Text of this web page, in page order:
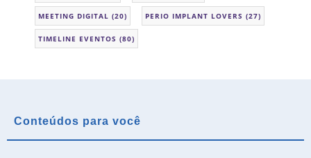
MEETING DIGITAL (20) PERIO IMPLANT LOVERS (27)
TIMELINE EVENTOS (80)
Conteúdos para você